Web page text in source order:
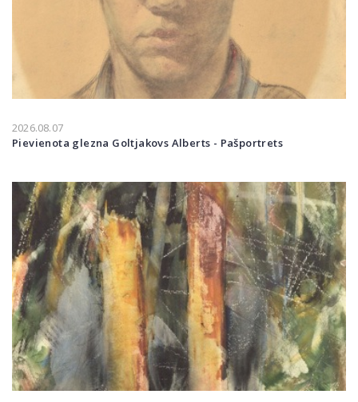
2026.08.07
Pievienota glezna Goltjakovs Alberts - Pašportrets